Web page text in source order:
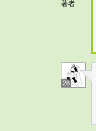
著者
28